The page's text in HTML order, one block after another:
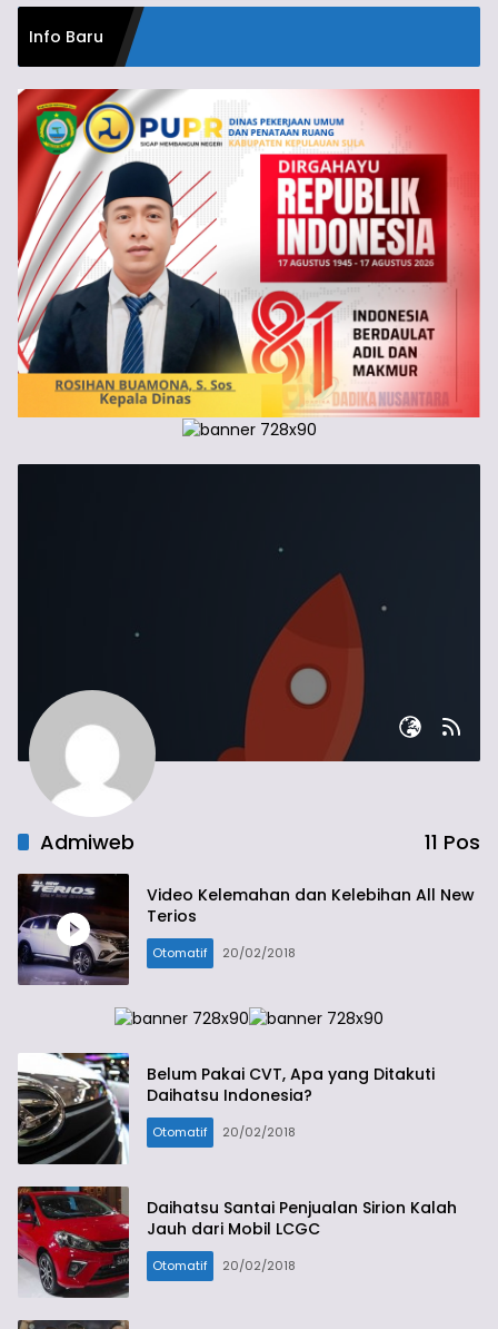
Info Baru
Admiweb 11 Pos
Video Kelemahan dan Kelebihan All New
Terios
Otomatif 20/02/2018
Belum Pakai CVT, Apa yang Ditakuti
Daihatsu Indonesia?
Otomatif 20/02/2018
Daihatsu Santai Penjualan Sirion Kalah
Jauh dari Mobil LCGC
Otomatif 20/02/2018